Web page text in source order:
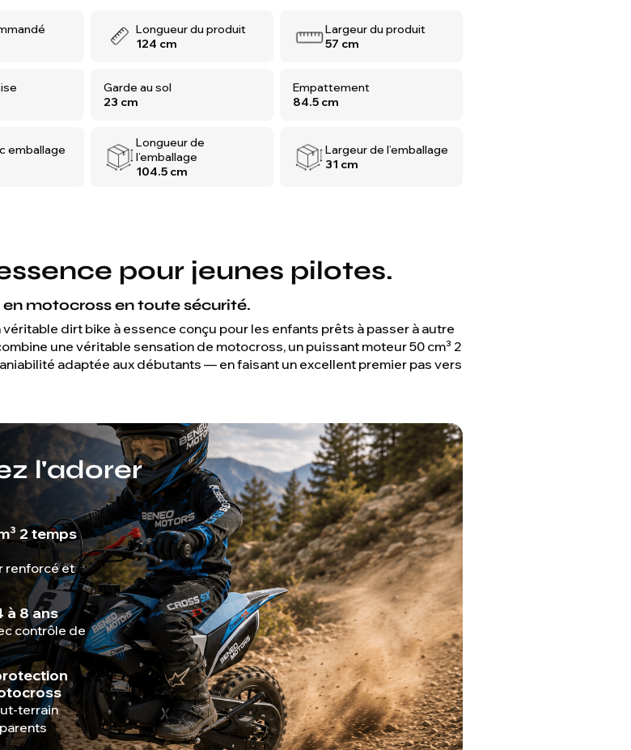
Longueur du produit
124 cm
Largeur du produit
57 cm
Garde au sol
23 cm
Empattement
84.5 cm
emballage
Longueur de
l’emballage
104.5 cm
Largeur de l’emballage
31 cm
pour jeunes pilotes.
motocross en toute sécurité.
véritable dirt bike à essence conçu pour les enfants prêts à passer à autre
une véritable sensation de motocross, un puissant moteur 50 cm³ 2
adaptée aux débutants — en faisant un excellent premier pas vers
l'adorer
2 temps
renforcé et
à 8 ans
contrôle de
terrain